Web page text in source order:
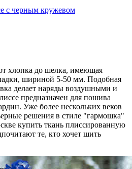
с черным кружевом
хлопка до шелка, имеющая
шириной 5-50 мм. Подобная
делает наряды воздушными и
предназначен для пошива
Уже более нескольких веков
решения в стиле "гармошка"
купить ткань плиссированную
те, кто хочет шить